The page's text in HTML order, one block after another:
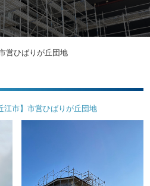
営ひばりが丘団地
市】市営ひばりが丘団地